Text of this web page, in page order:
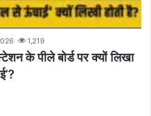
1,219
के पीले बोर्ड पर क्यों लिखा